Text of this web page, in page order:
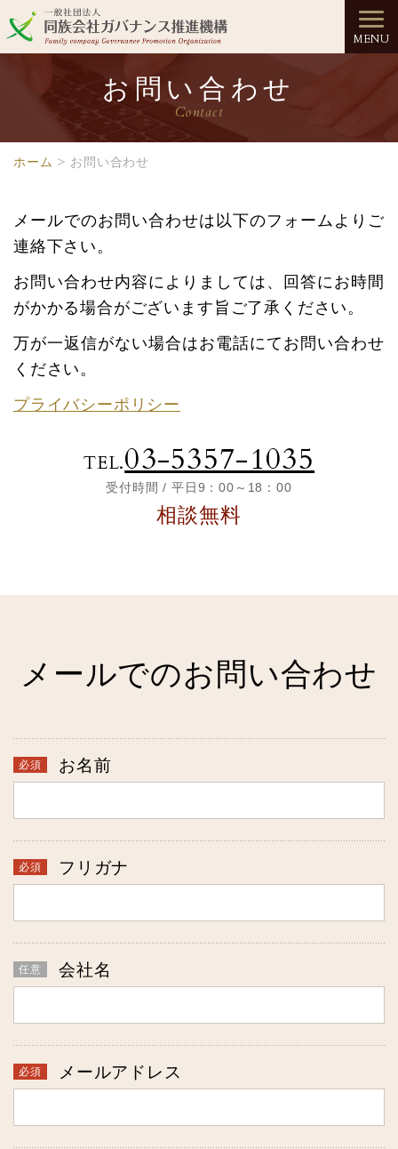
お問い合わせ
Contact
ホーム お問い合わせ
メールでのお問い合わせは以下のフォームよりご
連絡下さい。
お問い合わせ内容によりましては、回答にお時間
がかかる場合がございます旨ご了承ください。
万が一返信がない場合はお電話にてお問い合わせ
ください。
プライバシーポリシー
TEL.03-5357-1035
受付時間 / 平日9：00～18：00
相談無料
メールでのお問い合わせ
お名前
フリガナ
会社名
メールアドレス